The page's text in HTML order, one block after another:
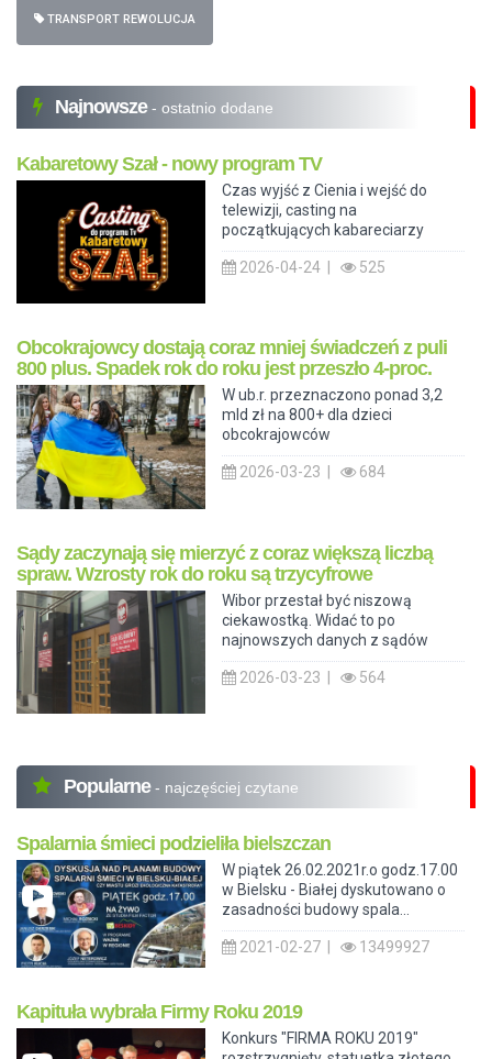
TRANSPORT REWOLUCJA
Najnowsze - ostatnio dodane
Kabaretowy Szał - nowy program TV
Czas wyjść z Cienia i wejść do
telewizji, casting na
początkujących kabareciarzy
2026-04-24 | 525
Obcokrajowcy dostają coraz mniej świadczeń z puli
800 plus. Spadek rok do roku jest przeszło 4-proc.
W ub.r. przeznaczono ponad 3,2
mld zł na 800+ dla dzieci
obcokrajowców
2026-03-23 | 684
Sądy zaczynają się mierzyć z coraz większą liczbą
spraw. Wzrosty rok do roku są trzycyfrowe
Wibor przestał być niszową
ciekawostką. Widać to po
najnowszych danych z sądów
2026-03-23 | 564
Popularne - najczęściej czytane
Spalarnia śmieci podzieliła bielszczan
W piątek 26.02.2021r.o godz.17.00
w Bielsku - Białej dyskutowano o
zasadności budowy spala...
2021-02-27 | 13499927
Kapituła wybrała Firmy Roku 2019
Konkurs "FIRMA ROKU 2019"